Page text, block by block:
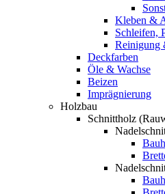
Kleben &
Schleifen,
Reinigung
Deckfarben
Öle & Wachse
Beizen
Imprägnierung
Holzbau
Schnittholz